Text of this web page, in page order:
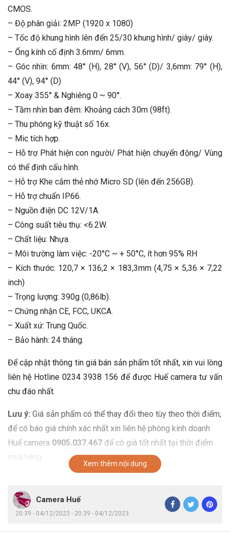
CMOS.
– Độ phân giải: 2MP (1920 x 1080)
– Tốc độ khung hình lên đến 25/30 khung hình/ giây/ giây.
– Ống kính cố định 3.6mm/ 6mm.
– Góc nhìn: 6mm: 48° (H), 28° (V), 56° (D)/ 3,6mm: 79° (H),
44° (V), 94° (D)
– Xoay 355° & Nghiêng 0 ~ 90°.
– Tầm nhìn ban đêm: Khoảng cách 30m (98ft).
– Thu phóng kỹ thuật số 16x.
– Mic tích hợp.
– Hỗ trợ Phát hiện con người/ Phát hiện chuyển động/ Vùng
có thể định cấu hình.
– Hỗ trợ Khe cắm thẻ nhớ Micro SD (lên đến 256GB).
– Hỗ trợ chuẩn IP66.
– Nguồn điện DC 12V/1A.
– Công suất tiêu thụ: <6.2W.
– Chất liệu: Nhựa.
– Môi trường làm việc: -20°C ~ + 50°C, ít hơn 95% RH
– Kích thước: 120,7 × 136,2 × 183,3mm (4,75 × 5,36 × 7,22
inch)
– Trọng lượng: 390g (0,86lb).
– Chứng nhận CE, FCC, UKCA.
– Xuất xứ: Trung Quốc.
– Bảo hành: 24 tháng.
Để cập nhật thông tin giá bán sản phẩm tốt nhất, xin vui lòng
liên hệ Hotline 0234 3938 156 để được Huế camera tư vấn
chu đáo nhất.
Lưu ý: Giá sản phẩm có thể thay đổi theo tùy theo thời điểm,
để có báo giá chính xác nhất xin liên hệ phòng kinh doanh
Huế camera 0905.037.467 để có giá tốt nhất tại thời điểm
mua hàng.
Xem thêm nội dung
Camera Huế
20:39 - 04/12/2023 - 20:39 - 04/12/2023